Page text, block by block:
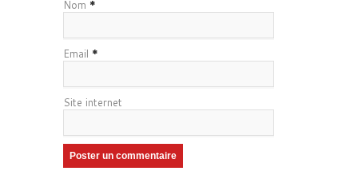
Nom *
Email *
Site internet